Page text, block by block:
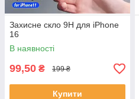
Захисне скло 9H для iPhone
16
В наявності
99,50 ₴ 199 ₴
Купити